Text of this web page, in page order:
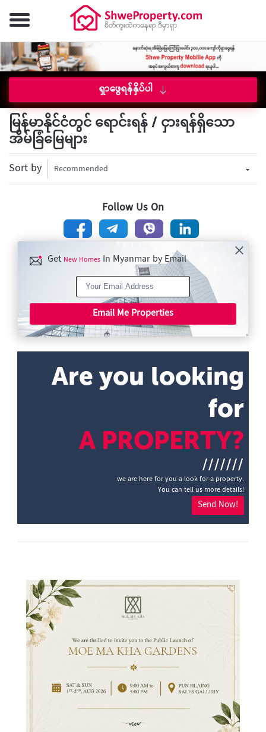
ရှာဖွေရန်နှိပ်ပါ
မြန်မာနိုင်ငံတွင် ရောင်းရန် / ငှားရန်ရှိသော
အိမ်ခြံမြေများ
Sort by Recommended
Follow Us On
Get New Homes In Myanmar by Email
Email Me Properties
Are you looking
for
A PROPERTY?
///////
we are here for you a look for a property.
You can tell us more details!
Send Now!